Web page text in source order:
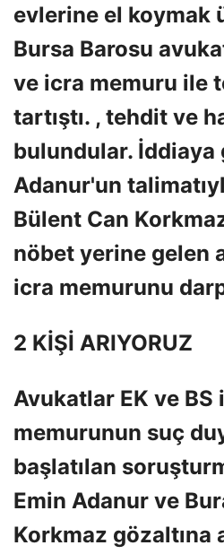
evlerine el koymak
Bursa Barosu
ve icra memuru ile
tartıştı. , tehdit ve
bulundular. İddiaya
Adanur'un
Bülent Can
nöbet yerine gelen
icra memurunu
2 KİŞİ ARIYORUZ
Avukatlar EK ve BS
memurunun suç
başlatılan
Emin Adanur ve
Korkmaz gözaltına